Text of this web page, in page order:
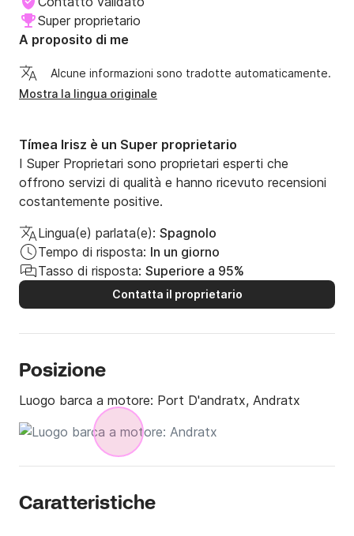
Super proprietario
A proposito di me
Alcune informazioni sono tradotte automaticamente.
Mostra la lingua originale
Tímea Irisz è un Super proprietario
I Super Proprietari sono proprietari esperti che
offrono servizi di qualità e hanno ricevuto recensioni
costantemente positive.
Lingua(e) parlata(e): Spagnolo
Tempo di risposta: In un giorno
Tasso di risposta: Superiore a 95%
Contatta il proprietario
Posizione
Luogo barca a motore: Port D'andratx, Andratx
Caratteristiche